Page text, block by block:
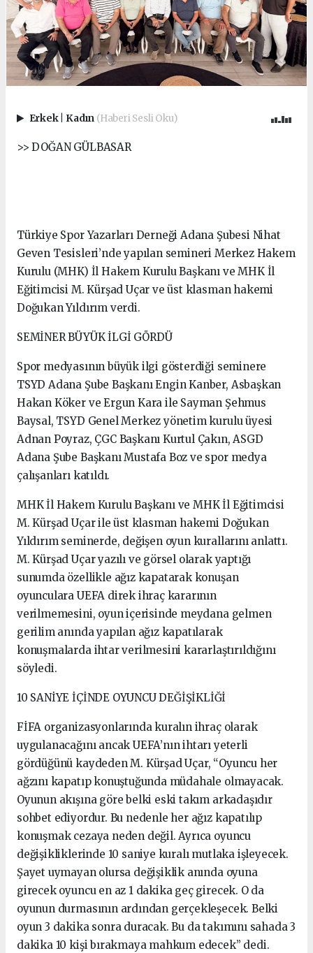
Erkek Kadın (Haberi Sesli Oku)
>> DOĞAN GÜLBASAR
Türkiye Spor Yazarları Derneği Adana Şubesi Nihat
Geven Tesisleri’nde yapılan semineri Merkez Hakem
Kurulu (MHK) İl Hakem Kurulu Başkanı ve MHK İl
Eğitimcisi M. Kürşad Uçar ve üst klasman hakemi
Doğukan Yıldırım verdi.
SEMİNER BÜYÜK İLGİ GÖRDÜ
Spor medyasının büyük ilgi gösterdiği seminere
TSYD Adana Şube Başkanı Engin Kanber, Asbaşkan
Hakan Köker ve Ergun Kara ile Sayman Şehmus
Baysal, TSYD Genel Merkez yönetim kurulu üyesi
Adnan Poyraz, ÇGC Başkanı Kurtul Çakın, ASGD
Adana Şube Başkanı Mustafa Boz ve spor medya
çalışanları katıldı.
MHK İl Hakem Kurulu Başkanı ve MHK İl Eğitimcisi
M. Kürşad Uçar ile üst klasman hakemi Doğukan
Yıldırım seminerde, değişen oyun kurallarını anlattı.
M. Kürşad Uçar yazılı ve görsel olarak yaptığı
sunumda özellikle ağız kapatarak konuşan
oyunculara UEFA direk ihraç kararının
verilmemesini, oyun içerisinde meydana gelmen
gerilim anında yapılan ağız kapatılarak
konuşmalarda ihtar verilmesini kararlaştırıldığını
söyledi.
10 SANİYE İÇİNDE OYUNCU DEĞİŞİKLİĞİ
FİFA organizasyonlarında kuralın ihraç olarak
uygulanacağını ancak UEFA’nın ihtarı yeterli
gördüğünü kaydeden M. Kürşad Uçar, “Oyuncu her
ağzını kapatıp konuştuğunda müdahale olmayacak.
Oyunun akışına göre belki eski takım arkadaşıdır
sohbet ediyordur. Bu nedenle her ağız kapatılıp
konuşmak cezaya neden değil. Ayrıca oyuncu
değişikliklerinde 10 saniye kuralı mutlaka işleyecek.
Şayet uymayan olursa değişiklik anında oyuna
girecek oyuncu en az 1 dakika geç girecek. O da
oyunun durmasının ardından gerçekleşecek. Belki
oyun 3 dakika sonra duracak. Bu da takımını sahada 3
dakika 10 kişi bırakmaya mahkum edecek” dedi.